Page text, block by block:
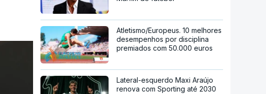
Atletismo/Europeus. 10 melhores
desempenhos por disciplina
premiados com 50.000 euros
Lateral-esquerdo Maxi Araújo
renova com Sporting até 2030